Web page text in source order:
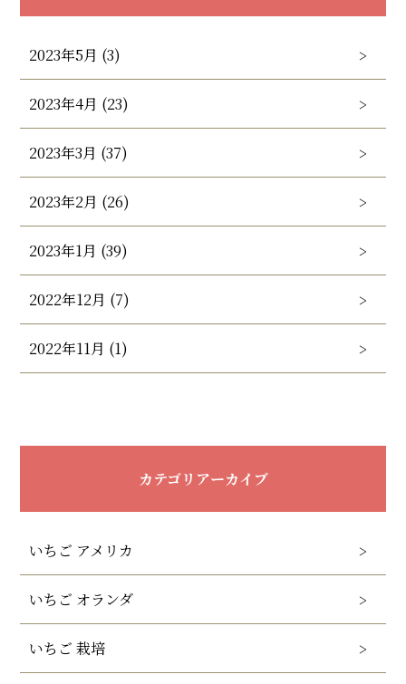
2023年5月 (3)
2023年4月 (23)
2023年3月 (37)
2023年2月 (26)
2023年1月 (39)
2022年12月 (7)
2022年11月 (1)
カテゴリアーカイブ
いちご アメリカ
いちご オランダ
いちご 栽培